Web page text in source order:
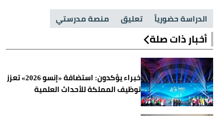
الدراسة حضورياً تعليق منصة مدرستي
أخبار ذات صلة
خبراء يؤكدون: استضافة «إنسو 2026» تعزز
توظيف المملكة للأحداث العلمية